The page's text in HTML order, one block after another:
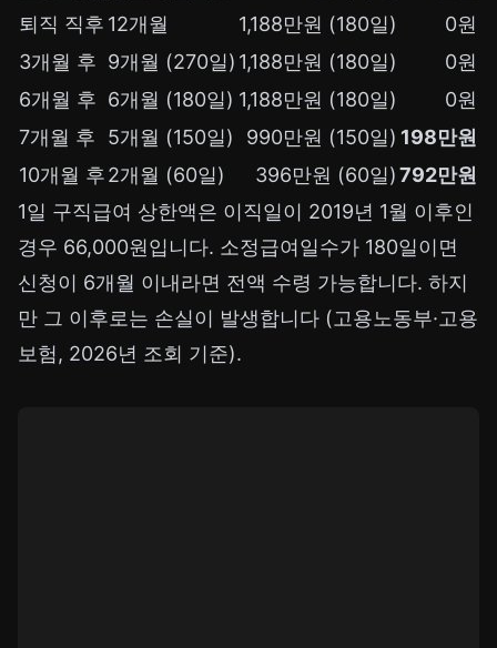
퇴직 직후 12개월 1,188만원 (180일)
0원
3개월 후 9개월 (270일) 1,188만원 (180일)
0원
6개월 후 6개월 (180일) 1,188만원 (180일)
0원
7개월 후
5개월 (150일) 990만원 (150일) 198만원
10개월 후2개월 (60일) 396만원 (60일)792만원
1일 구직급여 상한액은 이직일이 2019년 1월 이후인
경우 66,000원입니다. 소정급여일수가 180일이면
신청이 6개월 이내라면 전액 수령 가능합니다. 하지
만 그 이후로는 손실이 발생합니다 (고용노동부·고용
보험, 2026년 조회 기준).